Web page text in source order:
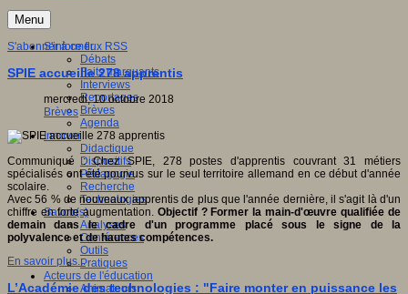
Menu
S'informer
Débats
Faits marquants
Interviews
Reportages
Brèves
Agenda
Innover
Didactique
Dispositifs
Pédagogie
Recherche
Technologies
Savoir(s)
Analyses
Conférences
Outils
Pratiques
Acteurs de l'éducation
Animateurs
S'abonner à ce flux RSS
SPIE accueille 278 apprentis
mercredi, 10 octobre 2018
Brèves
Communiqué : Chez SPIE, 278 postes d'apprentis couvrant 31 métiers
spécialisés ont été pourvus sur le seul territoire allemand en ce début d'année
scolaire.
Avec 56 % de nouveaux apprentis de plus que l'année dernière, il s'agit là d'un
chiffre en forte augmentation. Objectif ? Former la main-d'œuvre qualifiée de
demain dans le cadre d'un programme placé sous le signe de la
polyvalence et de hautes compétences.
En savoir plus...
L’Académie des technologies : "Faire monter en puissance les